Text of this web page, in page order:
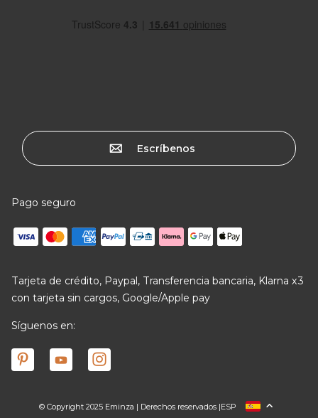
Escríbenos
Pago seguro
Tarjeta de crédito, Paypal, Transferencia bancaria, Klarna x3
con tarjeta sin cargos, Google/Apple pay
Síguenos en:
© Copyright 2025 Eminza | Derechos reservados |
FRANCIAESP